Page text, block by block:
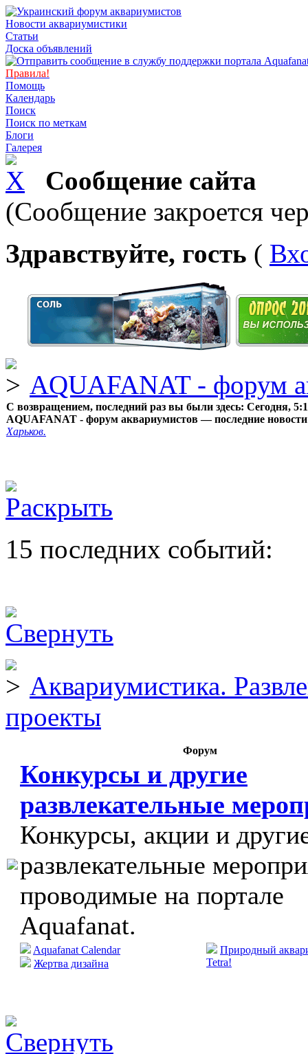
Новости аквариумистики
Статьи
Доска объявлений
Правила!
Помощь
Календарь
Поиск
Поиск по меткам
Блоги
Галерея
Сообщение сайта
(Сообщение закроется
Здравствуйте, гость (
AQUAFANAT - форум
С возвращением, последний раз вы были здесь: Сегодня,
AQUAFANAT - форум аквариумистов — последние
Харьков.
15 последних событий:
Аквариумистика.
проекты
Форум
Конкурсы и другие
развлекательные
Конкурсы, акции и
развлекательные
проводимые на портале
Aquafanat.
Aquafanat Calendar
Жертва дизайна
Природный
Tetra!